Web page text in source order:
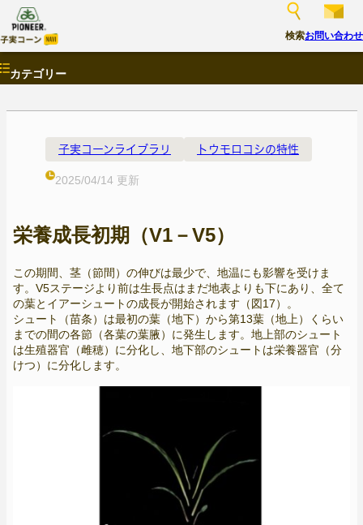
検索お問い合わせ
カテゴリー
子実コーンライブラリ トウモロコシの特性
2025/04/14 更新
栄養成長初期（V1－V5）
この期間、茎（節間）の伸びは最少で、地温にも影響を受けま
す。V5ステージより前は生長点はまだ地表よりも下にあり、全て
の葉とイアーシュートの成長が開始されます（図17）。
シュート（苗条）は最初の葉（地下）から第13葉（地上）くらい
までの間の各節（各葉の葉腋）に発生します。地上部のシュート
は生殖器官（雌穂）に分化し、地下部のシュートは栄養器官（分
けつ）に分化します。